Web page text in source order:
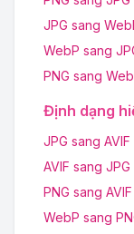
JPG sang
WebP sang
PNG sang
Định dạng
JPG sang AVIF
AVIF sang JPG
PNG sang AVIF
WebP sang